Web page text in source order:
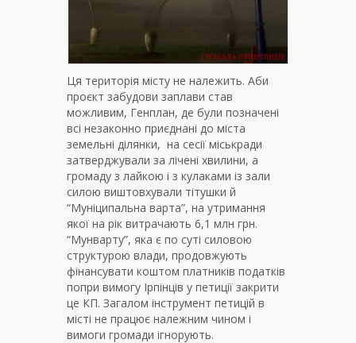
Ця територія місту не належить. Аби
проєкт забудови заплави став
можливим, Генплан, де були позначені
всі незаконно приєднані до міста
земельні ділянки, на сесії міськради
затверджували за лічені хвилини, а
громаду з лайкою і з кулаками із зали
силою виштовхували тітушки й
“Муніципальна варта”, на утримання
якої на рік витрачають 6,1 млн грн.
“Мунварту”, яка є по суті силовою
структурою влади, продовжують
фінансувати коштом платників податків
попри вимогу Ірпінців у петиції закрити
це КП. Загалом інструмент петицій в
місті не працює належним чином і
вимоги громади ігнорують.